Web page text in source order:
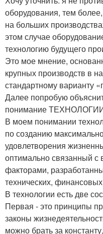
оборудования, тем
на больших
этом случае
технологию будущего
Это мое мнение,
крупных производств в
стандартному варианту
Далее попробую
понимание
В моем понимании
по созданию
удовлетворения
оптимально связанный
факторами,
технических,
В технологии есть две
Первая - это принципы
законы
можно брать за